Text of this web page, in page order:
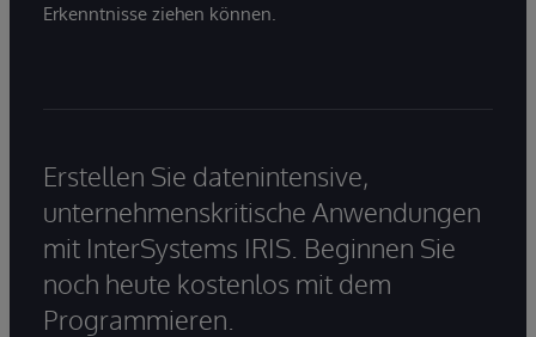
Erkenntnisse ziehen können.
Erstellen Sie datenintensive,
unternehmenskritische Anwendungen
mit InterSystems IRIS. Beginnen Sie
noch heute kostenlos mit dem
Programmieren.